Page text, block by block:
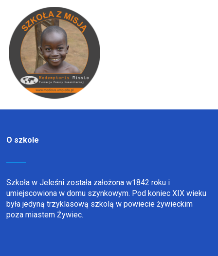
O szkole
Szkoła w Jeleśni została założona w1842 roku i
umiejscowiona w domu szynkowym. Pod koniec XIX wieku
była jedyną trzyklasową szkolą w powiecie żywieckim
poza miastem Żywiec.